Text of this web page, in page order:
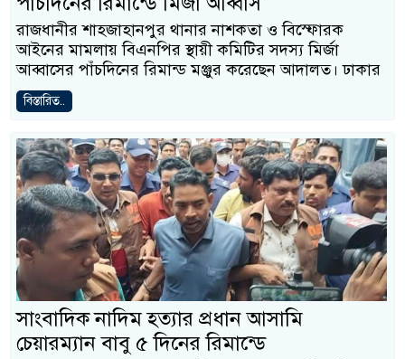
রাজধানীর শাহজাহানপুর থানার নাশকতা ও বিস্ফোরক
আইনের মামলায় বিএনপির স্থায়ী কমিটির সদস্য মির্জা
আব্বাসের পাঁচদিনের রিমান্ড মঞ্জুর করেছেন আদালত। ঢাকার
বিস্তারিত..
সাংবাদিক নাদিম হত্যার প্রধান আসামি
চেয়ারম্যান বাবু ৫ দিনের রিমান্ডে